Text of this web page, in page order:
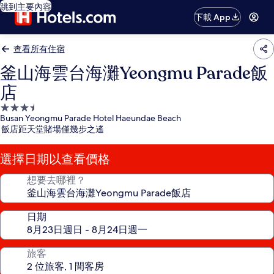
跳到主要內容
下載 App
查看所有住宿
釜山海雲台海灘Yeongmu Parade飯
店
3.5
星
級
住
宿
Busan Yeongmu Parade Hotel Haeundae Beach
飯店距天堂賭場僅幾步之遙
選擇日期以查看價格
想要去哪裡？
日期
旅客